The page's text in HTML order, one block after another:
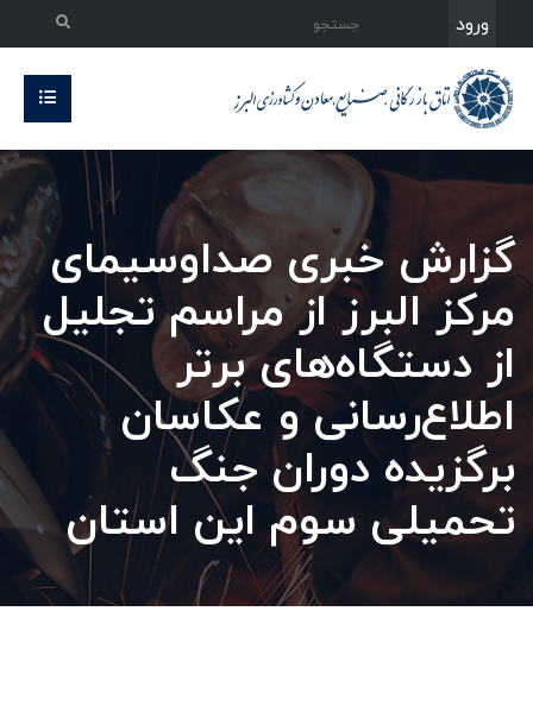
ورود
گزارش خبری صداوسیمای
مرکز البرز از مراسم تجلیل
از دستگاه‌های برتر
اطلاع‌رسانی و عکاسان
برگزیده دوران جنگ
تحمیلی سوم این استان